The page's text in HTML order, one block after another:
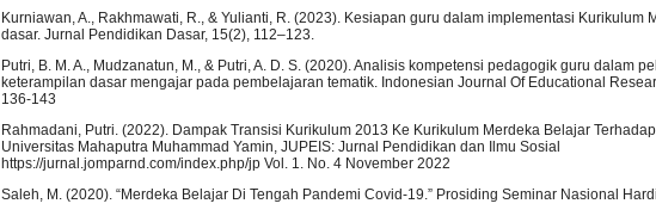
Kurniawan, A., Rakhmawati, R., & Yulianti, R. (2023). Kesiapan guru dalam implementasi Kurikulum
dasar. Jurnal Pendidikan Dasar, 15(2), 112–123.
Putri, B. M. A., Mudzanatun, M., & Putri, A. D. S. (2020). Analisis kompetensi pedagogik guru dalam
keterampilan dasar mengajar pada pembelajaran tematik. Indonesian Journal Of Educational
136-143
Rahmadani, Putri. (2022). Dampak Transisi Kurikulum 2013 Ke Kurikulum Merdeka Belajar
Universitas Mahaputra Muhammad Yamin, JUPEIS: Jurnal Pendidikan dan Ilmu Sosial
https://jurnal.jomparnd.com/index.php/jp Vol. 1. No. 4 November 2022
Saleh, M. (2020). “Merdeka Belajar Di Tengah Pandemi Covid-19.” Prosiding Seminar Nasional